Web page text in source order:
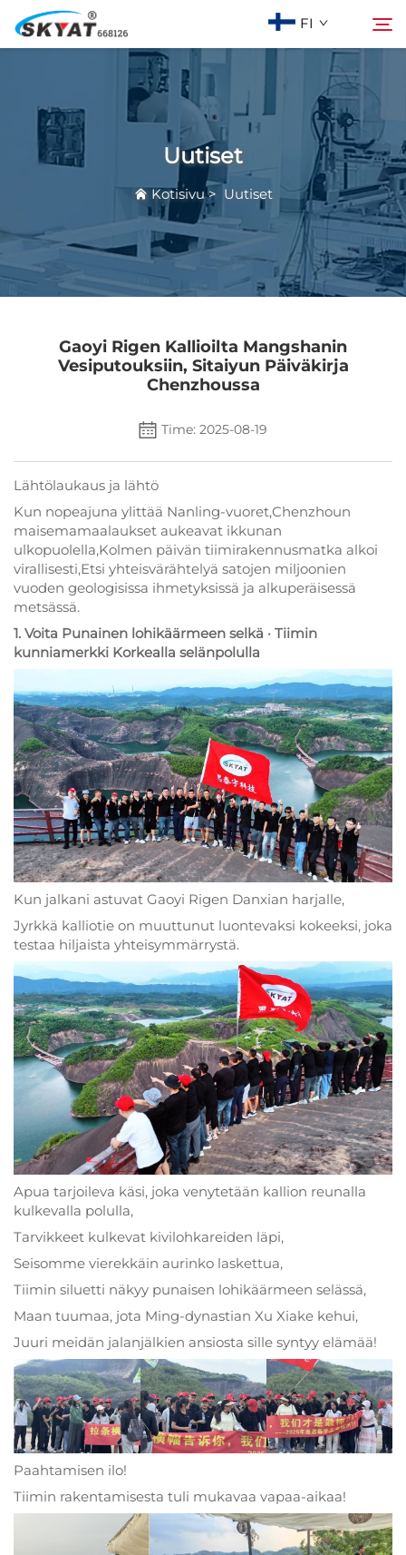
FI
Tietoja Skyatista
Vaanattomaton kutistusmuovauskone
Video & Sovellus
Projektit
Hae
Uutiset
Kotisivu> Uutiset
Gaoyi Rigen Kallioilta Mangshanin
Vesiputouksiin, Sitaiyun Päiväkirja
Chenzhoussa
Time: 2025-08-19
Lähtölaukaus ja lähtö
Kun nopeajuna ylittää Nanling-vuoret,Chenzhoun
maisemamaalaukset aukeavat ikkunan
ulkopuolella,Kolmen päivän tiimirakennusmatka alkoi
virallisesti,Etsi yhteisvärähtelyä satojen miljoonien
vuoden geologisissa ihmetyksissä ja alkuperäisessä
metsässä.
1. Voita Punainen lohikäärmeen selkä · Tiimin
kunniamerkki Korkealla selänpolulla
Kun jalkani astuvat Gaoyi Rigen Danxian harjalle,
Jyrkkä kalliotie on muuttunut luontevaksi kokeeksi, joka
testaa hiljaista yhteisymmärrystä.
Apua tarjoileva käsi, joka venytetään kallion reunalla
kulkevalla polulla,
Tarvikkeet kulkevat kivilohkareiden läpi,
Seisomme vierekkäin aurinko laskettua,
Tiimin siluetti näkyy punaisen lohikäärmeen selässä,
Maan tuumaa, jota Ming-dynastian Xu Xiake kehui,
Juuri meidän jalanjälkien ansiosta sille syntyy elämää!
Paahtamisen ilo!
Tiimin rakentamisesta tuli mukavaa vapaa-aikaa!